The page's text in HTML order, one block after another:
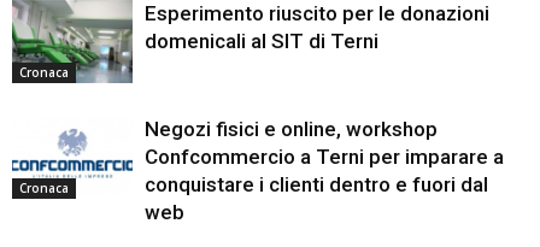
Cronaca
Esperimento riuscito per le donazioni
domenicali al SIT di Terni
Cronaca
Negozi fisici e online, workshop
Confcommercio a Terni per imparare a
conquistare i clienti dentro e fuori dal
web